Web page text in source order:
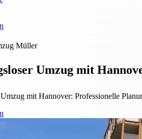
Müller
Umzug mit
mit Hannover: Professionelle